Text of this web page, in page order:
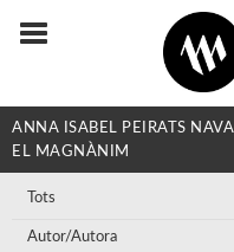
ANNA ISABEL PEIRATS
EL MAGNÀNIM
Tots
Autor/Autora